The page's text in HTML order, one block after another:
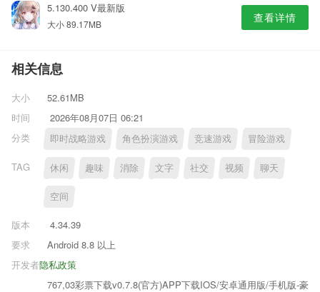
5.130.400 V最新版
大小 89.17MB 查看详情
相关信息
大小
52.61MB
时间
2026年08月07日 06:21
分类
即时战略游戏 角色扮演游戏 竞速游戏 冒险游戏
TAG 休闲 趣味 消除 文字 社交 视频 聊天
空间
版本
4.34.39
要求
Android 8.8 以上
隐私政策
开发者
767,03彩票下载v0.7.8(官方)APP下载IOS/安卓通用版/手机版-豪